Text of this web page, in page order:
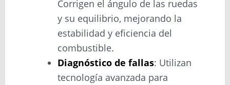
Corrigen el ángulo de las ruedas
y su equilibrio, mejorando la
estabilidad y eficiencia del
combustible.
Diagnóstico de fallas: Utilizan
tecnología avanzada para